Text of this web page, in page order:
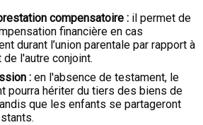
compensatoire : il permet de
financière en cas
durant l’union parentale par rapport à
l'autre conjoint.
: en l'absence de testament, le
pourra hériter du tiers des biens de
que les enfants se partageront